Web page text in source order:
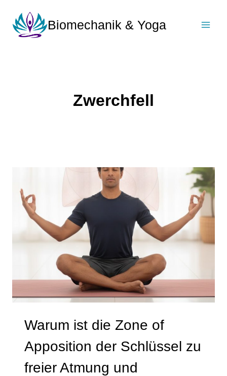
Inhalt
springen
Biomechanik & Yoga
Zwerchfell
Warum ist die Zone of
Apposition der Schlüssel zu
freier Atmung und